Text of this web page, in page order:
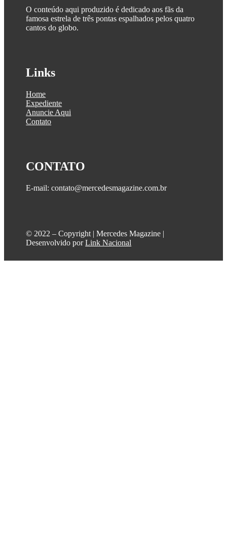
O conteúdo aqui produzido é dedicado aos fãs da
famosa estrela de três pontas espalhados pelos quatro
cantos do globo.
Links
Home
Expediente
Anuncie Aqui
Contato
CONTATO
E-mail: contato@mercedesmagazine.com.br
©️ 2022 – Copyright | Mercedes Magazine |
Desenvolvido porLink Nacional